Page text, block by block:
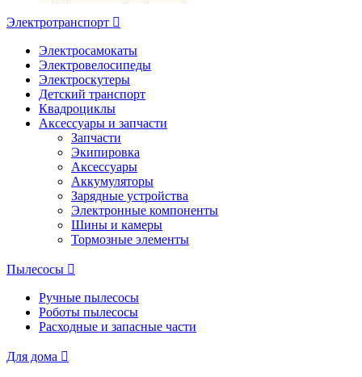
Электротранспорт
Электросамокаты
Электровелосипеды
Электроскутеры
Детский транспорт
Квадроциклы
Аксессуары и запчасти
Запчасти
Экипировка
Аксессуары
Аккумуляторы
Зарядные устройства
Электронные компоненты
Шины и камеры
Тормозные элементы
Пылесосы
Ручные пылесосы
Роботы пылесосы
Расходные и запасные части
Для дома